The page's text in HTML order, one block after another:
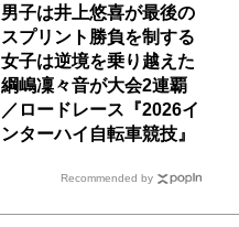
男子は井上悠喜が最後の
スプリント勝負を制する
女子は逆境を乗り越えた
綱嶋凜々音が大会2連覇
／ロードレース『2026イ
ンターハイ自転車競技』
Recommended by